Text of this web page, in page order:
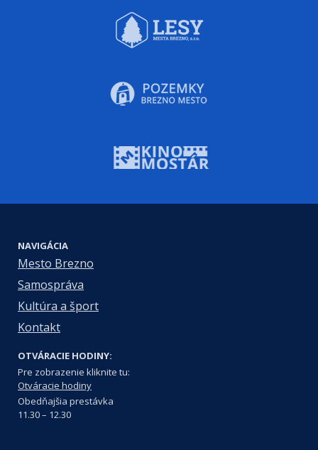
NAVIGÁCIA
Mesto Brezno
Samospráva
Kultúra a šport
Kontakt
OTVÁRACIE HODINY:
Pre zobrazenie kliknite tu:
Otváracie hodiny
Obedňajšia prestávka
11.30 – 12.30